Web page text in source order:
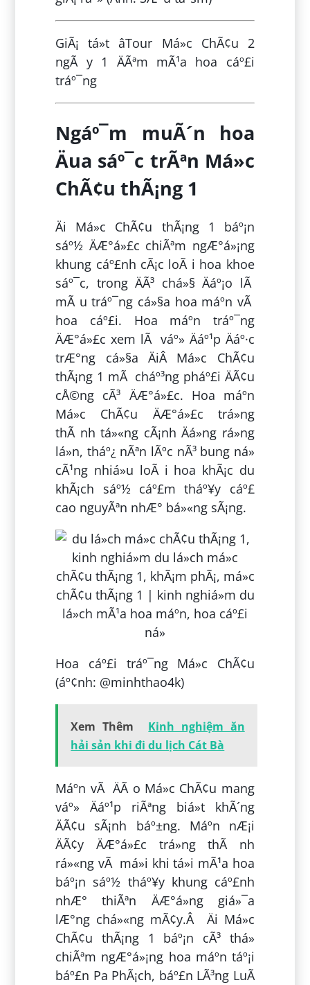
GiÃ¡ tá»t âTour Má»c ChÃ¢u 2
ngÃ y 1 ÄÃªm mÃ¹a hoa cáº£i
tráº¯ng
Ngáº¯m muÃ´n hoa
Äua sáº¯c trÃªn Má»c
ChÃ¢u thÃ¡ng 1
Äi Má»c ChÃ¢u thÃ¡ng 1 báº¡n
sáº½ ÄÆ°á»£c chiÃªm ngÆ°á»¡ng
khung cáº£nh cÃ¡c loÃ i hoa khoe
sáº¯c, trong ÄÃ³ chá»§ Äáº¡o lÃ
mÃ u tráº¯ng cá»§a hoa máº­n vÃ
hoa cáº£i. Hoa máº­n tráº¯ng
ÄÆ°á»£c xem lÃ váº» Äáº¹p Äáº·c
trÆ°ng cá»§a ÄiÂ Má»c ChÃ¢u
thÃ¡ng 1 mÃ cháº³ng pháº£i ÄÃ¢u
cÅ©ng cÃ³ ÄÆ°á»£c. Hoa máº­n
Má»c ChÃ¢u ÄÆ°á»£c trá»ng
thÃ nh tá»«ng cÃ¡nh Äá»ng rá»ng
lá»n, tháº¿ nÃªn lÃºc nÃ³ bung ná»
cÃ¹ng nhiá»u loÃ i hoa khÃ¡c du
khÃ¡ch sáº½ cáº£m tháº¥y cáº£
cao nguyÃªn nhÆ° bá»«ng sÃ¡ng.
Hoa cáº£i tráº¯ng Má»c ChÃ¢u
(áº¢nh: @minhthao4k)
Xem Thêm
Kinh nghiệm ăn
hải sản khi đi du lịch Cát Bà
Máº­n vÃ ÄÃ o Má»c ChÃ¢u mang
váº» Äáº¹p riÃªng biá»t khÃ´ng
ÄÃ¢u sÃ¡nh báº±ng. Máº­n nÆ¡i
ÄÃ¢y ÄÆ°á»£c trá»ng thÃ nh
rá»«ng vÃ má»i khi tá»i mÃ¹a hoa
báº¡n sáº½ tháº¥y khung cáº£nh
nhÆ° thiÃªn ÄÆ°á»ng giá»¯a
lÆ°ng chá»«ng mÃ¢y.Â Äi Má»c
ChÃ¢u thÃ¡ng 1 báº¡n cÃ³ thá»
chiÃªm ngÆ°á»¡ng hoa máº­n táº¡i
báº£n Pa PhÃ¡ch, báº£n LÃ³ng LuÃ